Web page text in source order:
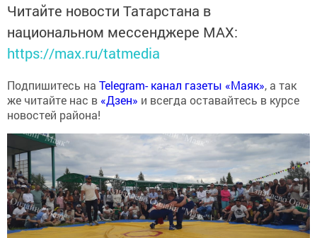
Читайте новости Татарстана в
национальном мессенджере MАХ:
https://max.ru/tatmedia
Подпишитесь на Telegram- канал газеты «Маяк», а так
же читайте нас в «Дзен» и всегда оставайтесь в курсе
новостей района!